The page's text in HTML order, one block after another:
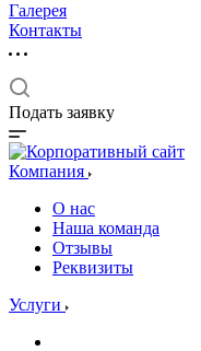
Галерея
Контакты
Подать заявку
Компания
О нас
Наша команда
Отзывы
Реквизиты
Услуги